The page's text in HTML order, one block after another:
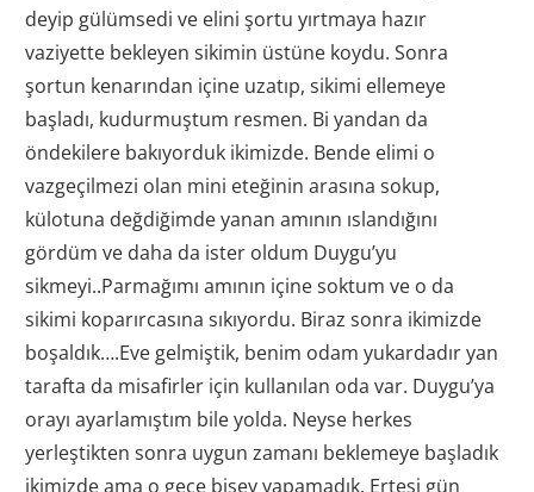
deyip gülümsedi ve elini şortu yırtmaya hazır
vaziyette bekleyen sikimin üstüne koydu. Sonra
şortun kenarından içine uzatıp, sikimi ellemeye
başladı, kudurmuştum resmen. Bi yandan da
öndekilere bakıyorduk ikimizde. Bende elimi o
vazgeçilmezi olan mini eteğinin arasına sokup,
külotuna değdiğimde yanan amının ıslandığını
gördüm ve daha da ister oldum Duygu’yu
sikmeyi..Parmağımı amının içine soktum ve o da
sikimi koparırcasına sıkıyordu. Biraz sonra ikimizde
boşaldık….Eve gelmiştik, benim odam yukardadır yan
tarafta da misafirler için kullanılan oda var. Duygu’ya
orayı ayarlamıştım bile yolda. Neyse herkes
yerleştikten sonra uygun zamanı beklemeye başladık
ikimizde ama o gece bişey yapamadık. Ertesi gün